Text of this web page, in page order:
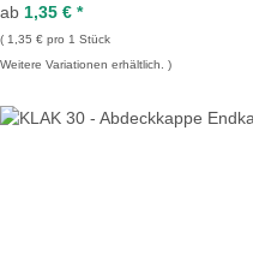
ab 1,35 € *
1,35 € pro 1 Stück
Weitere Variationen erhältlich.